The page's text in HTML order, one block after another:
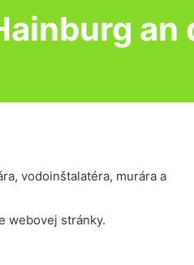
an
vodoinštalatéra, murára a
webovej stránky.